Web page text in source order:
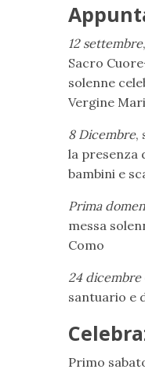
12 settembre
Sacro
solenne
Vergine
8 Dicembre,
la presenza
bambini e
Prima
messa
Como
24 dicembre
santuario e
Primo